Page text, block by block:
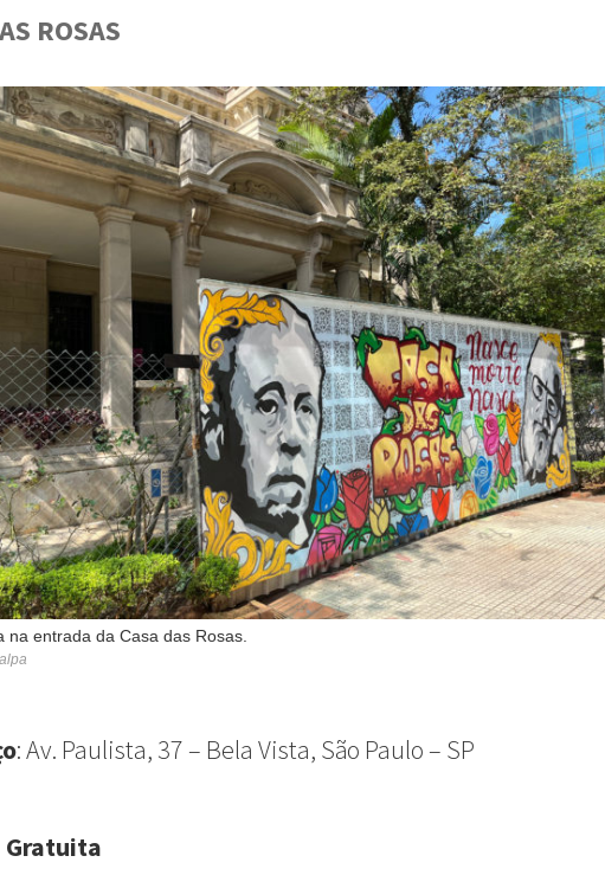
ROSAS
na entrada da Casa das Rosas.
: Av. Paulista, 37 – Bela Vista, São Paulo – SP
Gratuita